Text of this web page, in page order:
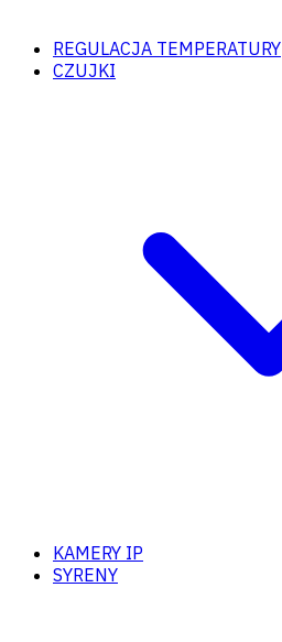
REGULACJA TEMPERATURY
CZUJKI
KAMERY IP
SYRENY